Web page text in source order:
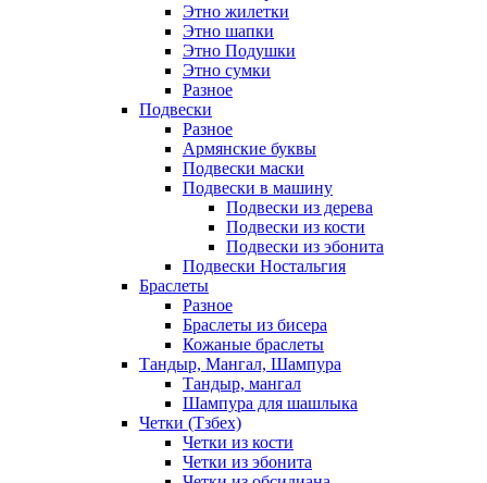
Этно жилетки
Этно шапки
Этно Подушки
Этно сумки
Разное
Подвески
Разное
Армянские буквы
Подвески маски
Подвески в машину
Подвески из дерева
Подвески из кости
Подвески из эбонита
Подвески Ностальгия
Браслеты
Разное
Браслеты из бисера
Кожаные браслеты
Тандыр, Мангал, Шампура
Тандыр, мангал
Шампура для шашлыка
Четки (Тзбех)
Четки из кости
Четки из эбонита